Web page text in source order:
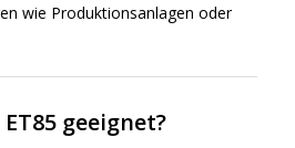
wie Produktionsanlagen oder
geeignet?